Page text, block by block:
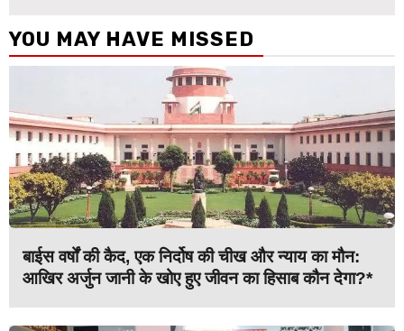
YOU MAY HAVE MISSED
बाईस वर्षों की कैद, एक निर्दोष की चीख और न्याय का मौन:
आखिर अर्जुन जानी के खोए हुए जीवन का हिसाब कौन देगा?*